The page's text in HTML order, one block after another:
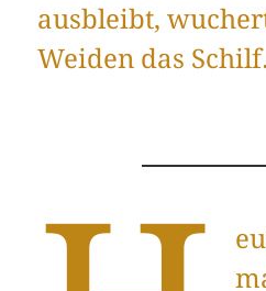
ausbleibt,
Weiden das Schilf.